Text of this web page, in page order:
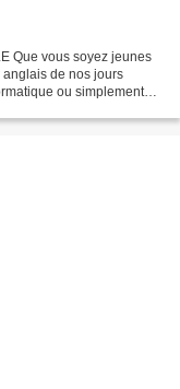
Que vous soyez jeunes
de nos jours
ou simplement